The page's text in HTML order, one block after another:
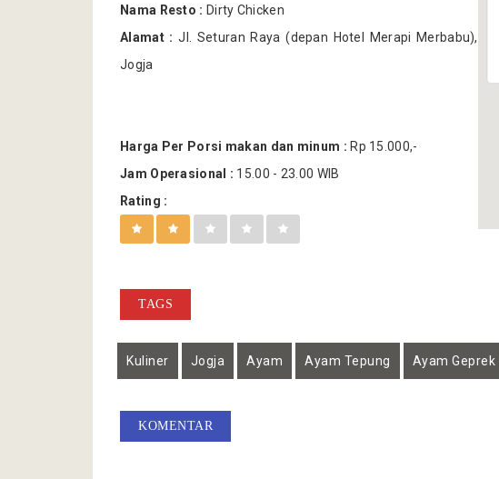
Nama Resto : Dirty Chicken
Alamat : Jl. Seturan Raya (depan Hotel Merapi Merbabu),
Jogja
Harga Per Porsi makan dan minum : Rp 15.000,-
Jam Operasional : 15.00 - 23.00 WIB
Rating :
TAGS
Kuliner Jogja Ayam Ayam Tepung Ayam Geprek
KOMENTAR